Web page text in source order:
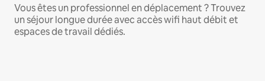
Vous êtes un professionnel en déplacement ? Trouvez
un séjour longue durée avec accès wifi haut débit et
espaces de travail dédiés.